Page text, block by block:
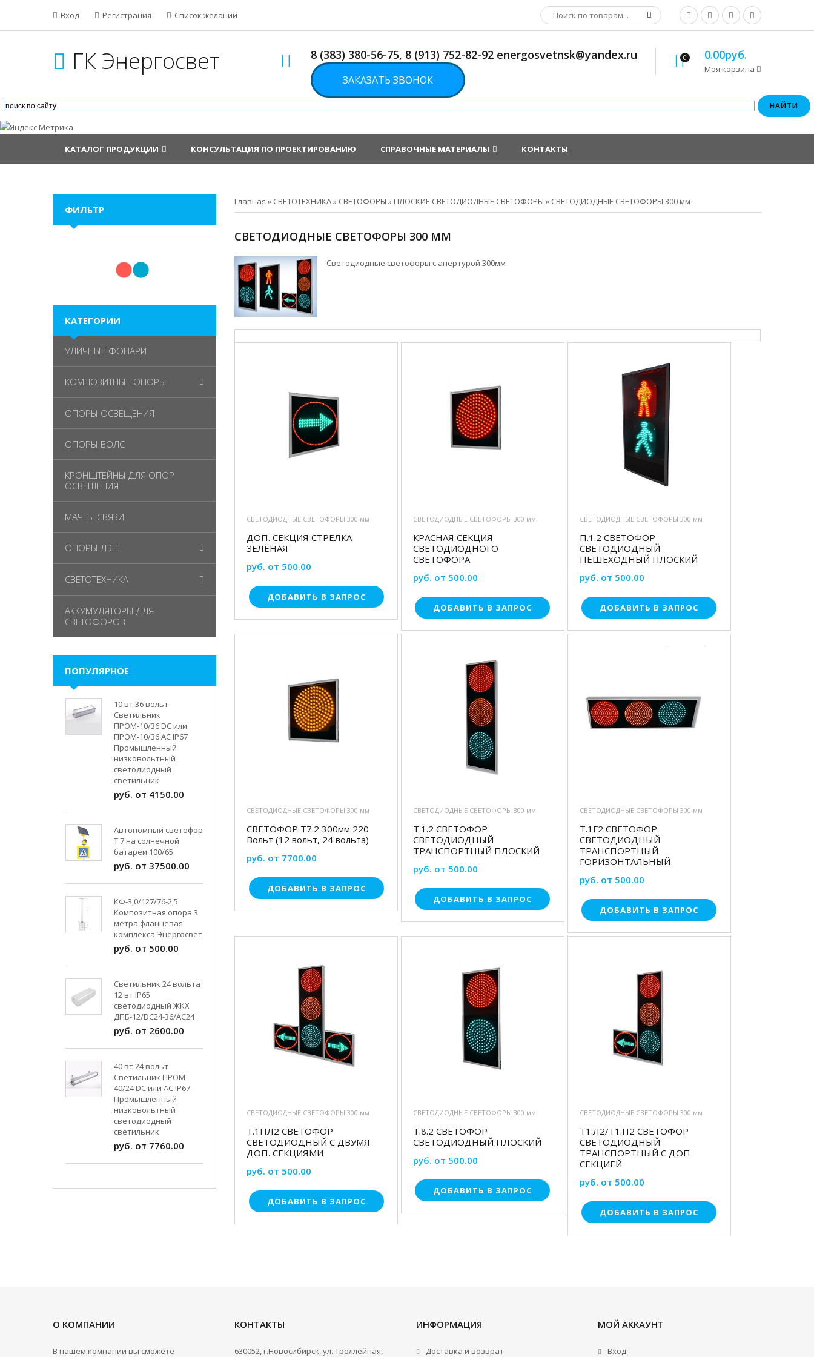
Вход Регистрация Список желаний
ГК Энергосвет 8 (383) 380-56-75, 8 (913) 752-82-92 energosvetnsk@yandex.ru
ЗАКАЗАТЬ ЗВОНОК
0 0.00руб.
Моя корзина
КАТАЛОГ ПРОДУКЦИИ КОНСУЛЬТАЦИЯ ПО ПРОЕКТИРОВАНИЮ СПРАВОЧНЫЕ МАТЕРИАЛЫ КОНТАКТЫ
Главная » СВЕТОТЕХНИКА» СВЕТОФОРЫ » ПЛОСКИЕ СВЕТОДИОДНЫЕ СВЕТОФОРЫ » СВЕТОДИОДНЫЕ СВЕТОФОРЫ 300 мм
СВЕТОДИОДНЫЕ СВЕТОФОРЫ 300 ММ
Светодиодные светофоры с апертурой 300мм
СВЕТОДИОДНЫЕ СВЕТОФОРЫ 300 мм
ДОП. СЕКЦИЯ СТРЕЛКА
ЗЕЛЁНАЯ
руб. от 500.00
ДОБАВИТЬ В ЗАПРОС
СВЕТОДИОДНЫЕ СВЕТОФОРЫ 300 мм
КРАСНАЯ СЕКЦИЯ
СВЕТОДИОДНОГО
СВЕТОФОРА
руб. от 500.00
ДОБАВИТЬ В ЗАПРОС
СВЕТОДИОДНЫЕ СВЕТОФОРЫ 300 мм
П.1.2 СВЕТОФОР
СВЕТОДИОДНЫЙ
ПЕШЕХОДНЫЙ ПЛОСКИЙ
руб. от 500.00
ДОБАВИТЬ В ЗАПРОС
СВЕТОДИОДНЫЕ СВЕТОФОРЫ 300 мм
СВЕТОФОР Т7.2 300мм 220
Вольт (12 вольт, 24 вольта)
руб. от 7700.00
ДОБАВИТЬ В ЗАПРОС
СВЕТОДИОДНЫЕ СВЕТОФОРЫ 300 мм
Т.1.2 СВЕТОФОР
СВЕТОДИОДНЫЙ
ТРАНСПОРТНЫЙ ПЛОСКИЙ
руб. от 500.00
ДОБАВИТЬ В ЗАПРОС
СВЕТОДИОДНЫЕ СВЕТОФОРЫ 300 мм
Т.1Г2 СВЕТОФОР
СВЕТОДИОДНЫЙ
ТРАНСПОРТНЫЙ
ГОРИЗОНТАЛЬНЫЙ
руб. от 500.00
ДОБАВИТЬ В ЗАПРОС
СВЕТОДИОДНЫЕ СВЕТОФОРЫ 300 мм
Т.1ПЛ2 СВЕТОФОР
СВЕТОДИОДНЫЙ С ДВУМЯ
ДОП. СЕКЦИЯМИ
руб. от 500.00
ДОБАВИТЬ В ЗАПРОС
СВЕТОДИОДНЫЕ СВЕТОФОРЫ 300 мм
Т.8.2 СВЕТОФОР
СВЕТОДИОДНЫЙ ПЛОСКИЙ
руб. от 500.00
ДОБАВИТЬ В ЗАПРОС
СВЕТОДИОДНЫЕ СВЕТОФОРЫ 300 мм
Т1.Л2/Т1.П2 СВЕТОФОР
СВЕТОДИОДНЫЙ
ТРАНСПОРТНЫЙ С ДОП
СЕКЦИЕЙ
руб. от 500.00
ДОБАВИТЬ В ЗАПРОС
ФИЛЬТР
КАТЕГОРИИ
УЛИЧНЫЕ ФОНАРИ
КОМПОЗИТНЫЕ ОПОРЫ
ОПОРЫ ОСВЕЩЕНИЯ
ОПОРЫ ВОЛС
КРОНШТЕЙНЫ ДЛЯ ОПОР
ОСВЕЩЕНИЯ
МАЧТЫ СВЯЗИ
ОПОРЫ ЛЭП
СВЕТОТЕХНИКА
АККУМУЛЯТОРЫ ДЛЯ
СВЕТОФОРОВ
ПОПУЛЯРНОЕ
10 вт 36 вольт
Светильник
ПРОМ-10/36 DC или
ПРОМ-10/36 AC IP67
Промышленный
низковольтный
светодиодный
светильник
руб. от 4150.00
Автономный светофор
Т 7 на солнечной
батареи 100/65
руб. от 37500.00
КФ-3,0/127/76-2,5
Композитная опора 3
метра фланцевая
комплекса Энергосвет
руб. от 500.00
Светильник 24 вольта
12 вт IP65
светодиодный ЖКХ
ДПБ-12/DC24-36/АС24
руб. от 2600.00
40 вт 24 вольт
Светильник ПРОМ
40/24 DC или AC IP67
Промышленный
низковольтный
светодиодный
светильник
руб. от 7760.00
О КОМПАНИИ
В нашем компании вы сможете
КОНТАКТЫ
630052, г.Новосибирск, ул. Троллейная,
ИНФОРМАЦИЯ
Доставка и возврат
МОЙ АККАУНТ
Вход